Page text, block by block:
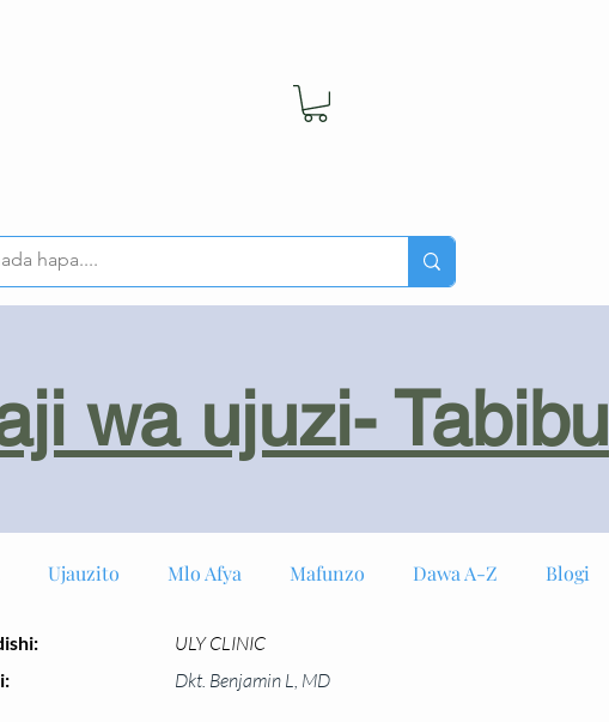
wa ujuzi- Tabibu
Ujauzito Mlo Afya Mafunzo Dawa A-Z Blogi
ULY CLINIC
Dkt. Benjamin L, MD